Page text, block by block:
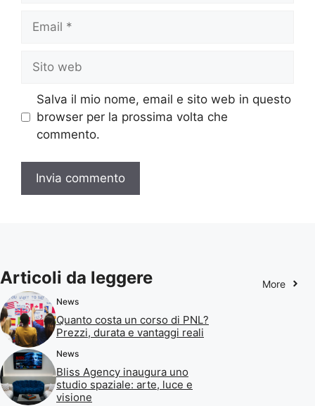
Email
Sito
web
Salva il mio nome, email e sito web in questo
browser per la prossima volta che
commento.
Articoli da leggere More
News
Quanto costa un corso di PNL?
Prezzi, durata e vantaggi reali
News
Bliss Agency inaugura uno
studio spaziale: arte, luce e
visione